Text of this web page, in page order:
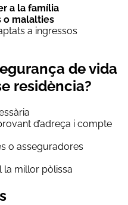
a la família
o malalties
a ingressos
de vida
residència?
d’adreça i compte
o asseguradores
la millor pòlissa